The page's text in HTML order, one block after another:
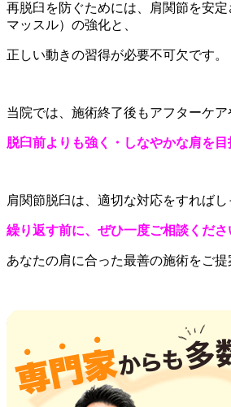
再脱臼を防ぐためには、肩関節を安
マッスル）の強化と、
正しい動きの習得が必要不可欠です。
当院では、施術終了後もアフターケア
脱臼前よりも強く・しなやかな肩を目
肩関節脱臼は、適切な対応をすればし
繰り返す前に、ぜひ一度ご相談くださ
あなたの肩に合った最善の施術をご提